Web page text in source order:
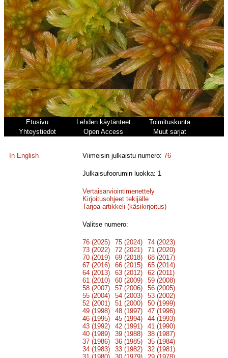
Etusivu Lehden käytänteet
Toimituskunta
Yhteystiedot
Open Access Muut sarjat
In English Viimeisin julkaistu numero:76
Julkaisufoorumin luokka: 1
Vertaisarviointimenettely
Kirjoitusohjeet tekijälle
Tarjoa artikkeli (käsikirjoitus)
Valitse numero:
76 (2025) 75 (2024)
74 (2023)
73 (2022)
72 (2021)
71 (2020)
70 (2019)
69 (2018)
68 (2017)
67 (2016)
66 (2015)
65 (2014)
64 (2013)
63 (2012)
62 (2011)
61 (2010)
60 (2009)
59 (2008)
58 (2007)
57 (2006)
56 (2005)
55 (2004)
54 (2003)
53 (2002)
52 (2001)
51 (2000)
50 (1999)
49 (1998)
48 (1997)
47 (1996)
46 (1995)
45 (1994)
44 (1993)
43 (1992)
42 (1991)
41 (1990)
40 (1989)
39 (1988)
38 (1987)
37 (1986)
36 (1985)
35 (1984)
34 (1983)
33 (1982)
32 (1981)